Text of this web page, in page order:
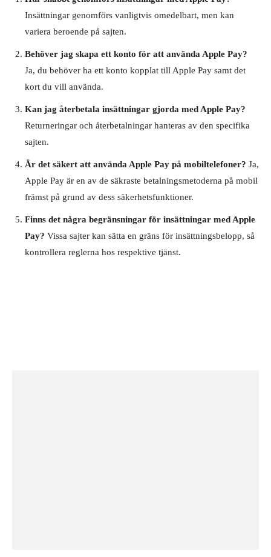
Insättningar genomförs vanligtvis omedelbart, men kan
variera beroende på sajten.
Behöver jag skapa ett konto för att använda Apple Pay?
Ja, du behöver ha ett konto kopplat till Apple Pay samt det
kort du vill använda.
Kan jag återbetala insättningar gjorda med Apple Pay?
Returneringar och återbetalningar hanteras av den specifika
sajten.
Är det säkert att använda Apple Pay på mobiltelefoner? Ja,
Apple Pay är en av de säkraste betalningsmetoderna på mobil
främst på grund av dess säkerhetsfunktioner.
Finns det några begränsningar för insättningar med Apple
Pay? Vissa sajter kan sätta en gräns för insättningsbelopp, så
kontrollera reglerna hos respektive tjänst.